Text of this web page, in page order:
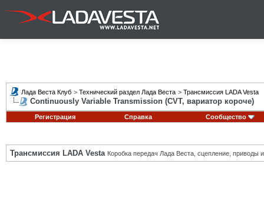
Лада Веста Клуб > Технический раздел Лада Веста > Трансмиссия LADA Vesta
Continuously Variable Transmission (CVT, вариатор короче)
Регистрация Справка Сообщество
Трансмиссия LADA Vesta Коробка передач Лада Веста, сцепление, приводы и